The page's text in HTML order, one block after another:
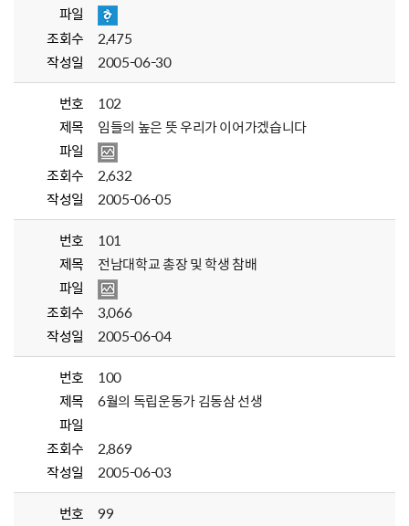
파일
조회수
2,475
작성일
2005-06-30
번호
102
제목
임들의 높은 뜻 우리가 이어가겠습니다
파일
조회수
2,632
작성일
2005-06-05
번호
101
제목
전남대학교 총장 및 학생 참배
파일
조회수
3,066
작성일
2005-06-04
번호
100
제목
6월의 독립운동가 김동삼 선생
파일
조회수
2,869
작성일
2005-06-03
번호
99